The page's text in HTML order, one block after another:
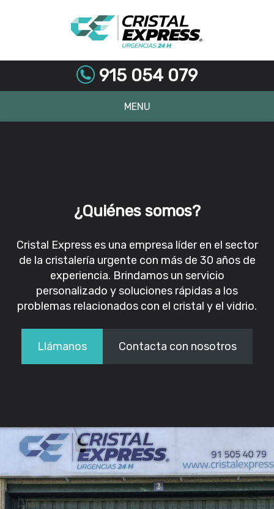
915 054 079
MENU
¿Quiénes somos?
Cristal Express es una empresa líder en el sector
de la cristalería urgente con más de 30 años de
experiencia. Brindamos un servicio
personalizado y soluciones rápidas a los
problemas relacionados con el cristal y el vidrio.
Llámanos Contacta con nosotros